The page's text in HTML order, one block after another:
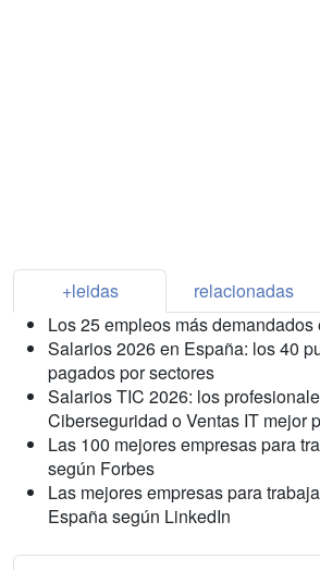
+leidas relacionadas
Los 25 empleos más
Salarios 2026 en España: los 40
pagados por sectores
Salarios TIC 2026: los
Ciberseguridad o Ventas IT mejor
Las 100 mejores empresas para
según Forbes
Las mejores empresas para
España según LinkedIn